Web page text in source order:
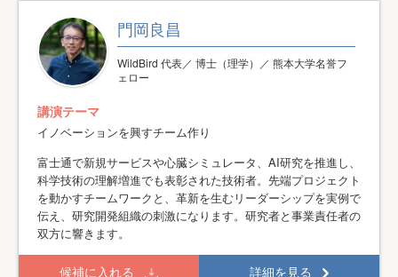
門岡良昌
WildBird 代表／ 博士（理学）／ 熊本大学名誉フ
ェロー
講演テーマ
イノベーションを興すチーム作り
富士通で新規サービスや心臓シミュレータ、AI研究を推進し、
科学技術の理解増進でも表彰された技術者。先端プロジェクト
を動かすチームワークと、革新を生むリーダーシップを実例で
伝え、研究開発組織の刺激になります。研究者と事業責任者の
双方に響きます。
候補に入れる 詳細を見る